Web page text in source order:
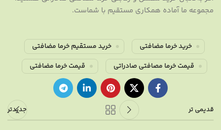
مجموعه ما آماده همکاری مستقیم با شماست.
خرید خرما مضافتی
خرید مستقیم خرما مضافتی
قیمت خرما مصافتی صادراتی
قیمت خرما مضافتی
جدیدتر قدیمی تر